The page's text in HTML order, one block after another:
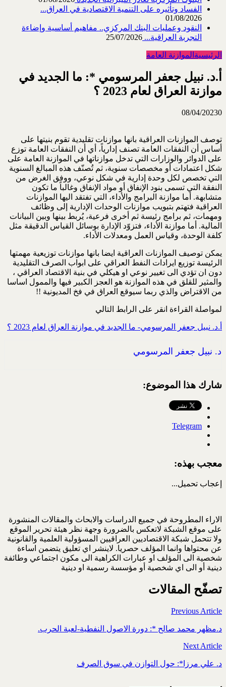
الفساد وتأثيره على التنمية الاقتصادية في العراق...
01/08/2026
النقود وعمليات البنك المركزي.. مفاهيم أساسية وإضاءة
التجربة العراقية... 25/07/2026
الرئيسية الموازنة العامة
أ.د. نبيل جعفر المرسومي *: ما الجديد في
موازنة العراق لعام 2023 ؟
08/04/20230
توصف الموازنات العراقية بانها موازنات تقليدية تقوم بنيتها على
أساس أن النفقات العامة تصنف إدارياً، أي أن النفقات العامة توزع
على الدوائر والوزارات التي تدخل موازناتها في الموازنة العامة على
شكل اعتمادات أو مخصصات سنوية، ثم تُصنّف هذه المبالغ السنوية
التي تخصص لكل وحدة إدارية في شكل نوعي، ووفق الغرض من
النفقة التي تسمى بنود الإنفاق أو مواد الإنفاق وغالباً ما تكون
متشابهة. أما موازنة البرامج والأداء، التي تفتقد اليها الموازنات
العراقية فتهتم بتبويب موازنات الوحدات الإدارية إلى وظائف
ومهمات، ثم برامج رئيسة ثم أخرى فرعية، يُربط بينها وبين البيانات
المالية. أما موازنة الأداء، فتزوّد الإدارة بوسائل القياس الدقيقة مثل
كلفة الوحدة، وقياس العمل ومعدلات الأداء.
يمكن توصيف الموازنات العراقية ايضا بانها موازنات توزيعية مهمتها
الرئيسة توزيع ايرادات النفط العراقي على ابواب الصرف التقليدية
دون ان تؤدي الى تغيير نوعي او هيكلي في بنية الاقتصاد العراقي ،
والمثير للقلق في هذه الموازنة هو العجز الكبير فيها والممول اساسا
من الاقتراض والذي ربما سيوقع العراق في فخ المديونية !!
لمواصلة القراءة انقر على الرابط التالي
أ.د. نبيل جعفر المرسومي- ما الجديد في موازنة العراق لعام 2023 ؟
د. نبيل جعفر المرسومي
شارك هذا الموضوع:
Telegram
معجب بهذه:
إعجاب تحميل...
الاراء المطروحة في جميع الدراسات والابحاث والمقالات المنشورة
على موقع الشبكة لاتعكس بالضرورة وجهة نظر هيئة تحرير الموقع
ولا تتحمل شبكة الاقتصاديين العراقيين المسؤولية العلمية والقانونية
عن محتواها وانما المؤلف حصريا. لاينشر اي تعليق يتضمن اساءة
شخصية الى المؤلف او عبارات الكراهية الى مكون اجتماعي وطائفة
دينية أو الى اي شخصية أو مؤسسة رسمية او دينية
تصفّح المقالات
Previous Article
د.مظهر محمد صالح *: دورة الاصول النفطية-لعبة الحرب.
Next Article
د. علي مرزا*: حول التوازن في سوق الصرف